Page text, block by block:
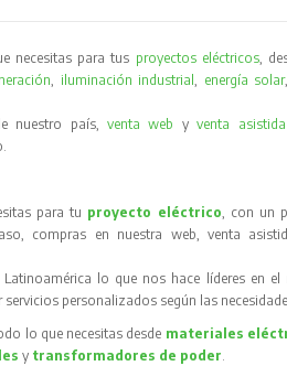
necesitas para tus proyectos eléctricos,
, iluminación industrial, energía solar,
nuestro país, venta web yventa asistida
para tu proyecto eléctrico, con un
compras en nuestra web, venta
lo que nos hace líderes en el
personalizados según las
lo que necesitas desde materiales
y transformadores de poder.